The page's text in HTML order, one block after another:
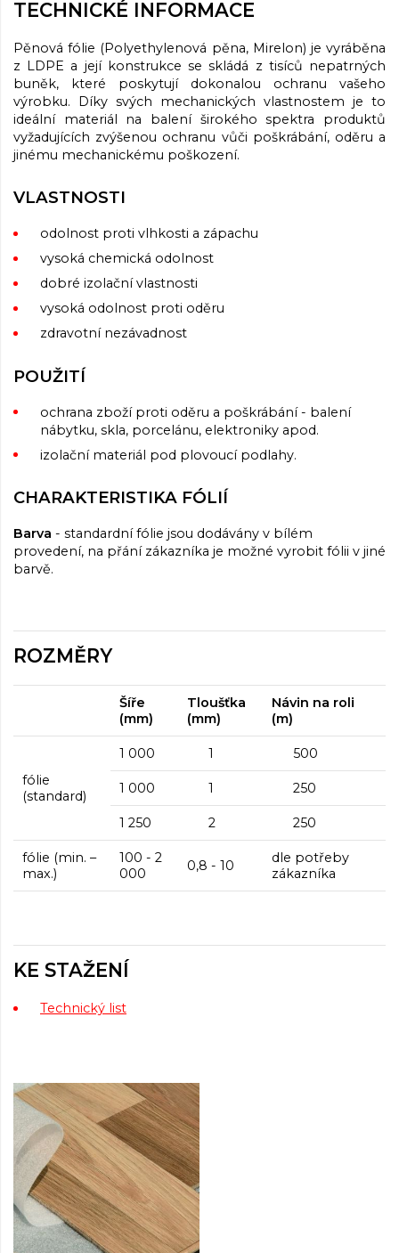
TECHNICKÉ INFORMACE
Pěnová fólie (Polyethylenová pěna, Mirelon) je vyráběna
z LDPE a její konstrukce se skládá z tisíců nepatrných
buněk, které poskytují dokonalou ochranu vašeho
výrobku. Díky svých mechanických vlastnostem je to
ideální materiál na balení širokého spektra produktů
vyžadujících zvýšenou ochranu vůči poškrábání, oděru a
jinému mechanickému poškození.
VLASTNOSTI
odolnost proti vlhkosti a zápachu
vysoká chemická odolnost
dobré izolační vlastnosti
vysoká odolnost proti oděru
zdravotní nezávadnost
POUŽITÍ
ochrana zboží proti oděru a poškrábání - balení
nábytku, skla, porcelánu, elektroniky apod.
izolační materiál pod plovoucí podlahy.
CHARAKTERISTIKA FÓLIÍ
Barva - standardní fólie jsou dodávány v bílém
provedení, na přání zákazníka je možné vyrobit fólii v jiné
barvě.
ROZMĚRY
Šíře
(mm)
Tloušťka
(mm)
Návin na roli
(m)
fólie
(standard)
1 000 1 500
1 000 1 250
1 250 2 250
fólie (min. –
max.)
100 - 2
000
0,8 - 10
dle potřeby
zákazníka
KE STAŽENÍ
Technický list